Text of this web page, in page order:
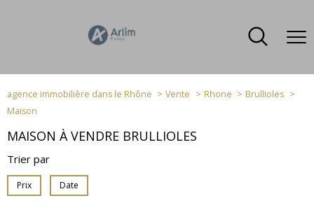
agence immobilière dans le Rhône Vente Rhone
Brullioles
Maison
MAISON À VENDRE BRULLIOLES
Trier par
Prix Date